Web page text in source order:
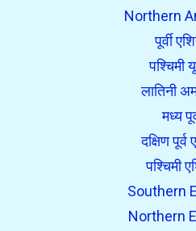
Northern
पूर्वी
पश्चिमी
लातिनी
मध्य
दक्षिण पूर्व
पश्चिमी
Southern
Northern